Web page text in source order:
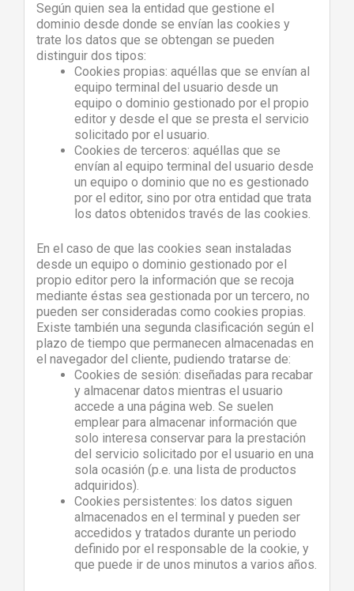
Según quien sea la entidad que gestione el
dominio desde donde se envían las cookies y
trate los datos que se obtengan se pueden
distinguir dos tipos:
Cookies propias: aquéllas que se envían al
equipo terminal del usuario desde un
equipo o dominio gestionado por el propio
editor y desde el que se presta el servicio
solicitado por el usuario.
Cookies de terceros: aquéllas que se
envían al equipo terminal del usuario desde
un equipo o dominio que no es gestionado
por el editor, sino por otra entidad que trata
los datos obtenidos través de las cookies.
En el caso de que las cookies sean instaladas
desde un equipo o dominio gestionado por el
propio editor pero la información que se recoja
mediante éstas sea gestionada por un tercero, no
pueden ser consideradas como cookies propias.
Existe también una segunda clasificación según el
plazo de tiempo que permanecen almacenadas en
el navegador del cliente, pudiendo tratarse de:
Cookies de sesión: diseñadas para recabar
y almacenar datos mientras el usuario
accede a una página web. Se suelen
emplear para almacenar información que
solo interesa conservar para la prestación
del servicio solicitado por el usuario en una
sola ocasión (p.e. una lista de productos
adquiridos).
Cookies persistentes: los datos siguen
almacenados en el terminal y pueden ser
accedidos y tratados durante un periodo
definido por el responsable de la cookie, y
que puede ir de unos minutos a varios años.